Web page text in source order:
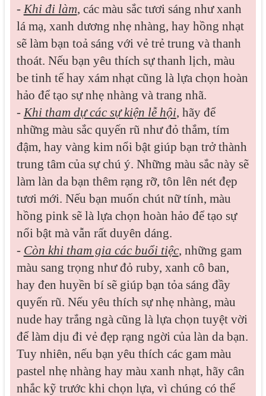
- Khi đi làm, các màu sắc tươi sáng như xanh
lá mạ, xanh dương nhẹ nhàng, hay hồng nhạt
sẽ làm bạn toả sáng với vẻ trẻ trung và thanh
thoát. Nếu bạn yêu thích sự thanh lịch, màu
be tinh tế hay xám nhạt cũng là lựa chọn hoàn
hảo để tạo sự nhẹ nhàng và trang nhã.
- Khi tham dự các sự kiện lễ hội, hãy để
những màu sắc quyến rũ như đỏ thắm, tím
đậm, hay vàng kim nổi bật giúp bạn trở thành
trung tâm của sự chú ý. Những màu sắc này sẽ
làm làn da bạn thêm rạng rỡ, tôn lên nét đẹp
tươi mới. Nếu bạn muốn chút nữ tính, màu
hồng pink sẽ là lựa chọn hoàn hảo để tạo sự
nổi bật mà vẫn rất duyên dáng.
- Còn khi tham gia các buổi tiệc, những gam
màu sang trọng như đỏ ruby, xanh cô ban,
hay đen huyền bí sẽ giúp bạn tỏa sáng đầy
quyến rũ. Nếu yêu thích sự nhẹ nhàng, màu
nude hay trắng ngà cũng là lựa chọn tuyệt vời
để làm dịu đi vẻ đẹp rạng ngời của làn da bạn.
Tuy nhiên, nếu bạn yêu thích các gam màu
pastel nhẹ nhàng hay màu xanh nhạt, hãy cân
nhắc kỹ trước khi chọn lựa, vì chúng có thể